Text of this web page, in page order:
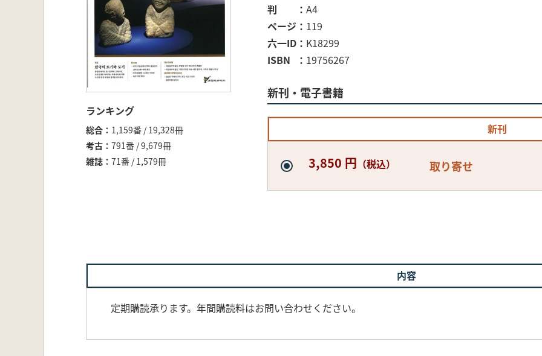
ランキング
総合
1,159番 / 19,328冊
考古
791番 / 9,679冊
雑誌
71番 / 1,579冊
判
A4
ページ
119
六一ID
K18299
ISBN
19756267
新刊・電子書籍
新刊
3,850 円 （税込） 取り寄せ
内容
定期購読承ります。年間購読料はお問い合わせください。